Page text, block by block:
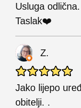
Usluga
Taslak❤️
Z.
Jako lijepo
obitelji. .